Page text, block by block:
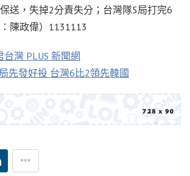
送，失掉2分責失分；台灣隊5局打完6
陳政偉）1131113
台灣 PLUS 新聞網
先發好投 台灣6比2領先韓國